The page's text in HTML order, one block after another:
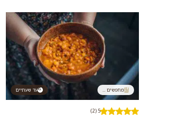
עד שעתיים מחפשים ...
5 (2)